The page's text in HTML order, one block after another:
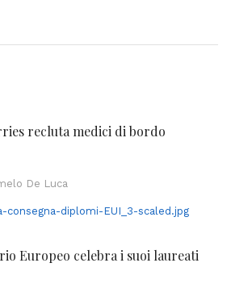
recluta medici di bordo
De Luca
Europeo celebra i suoi laureati